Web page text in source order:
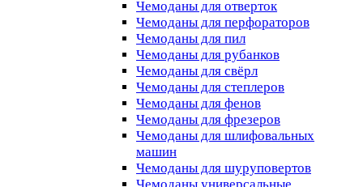
Чемоданы для отверток
Чемоданы для перфораторов
Чемоданы для пил
Чемоданы для рубанков
Чемоданы для свёрл
Чемоданы для степлеров
Чемоданы для фенов
Чемоданы для фрезеров
Чемоданы для шлифовальных
машин
Чемоданы для шуруповертов